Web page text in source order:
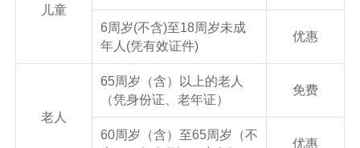
儿童
6周岁(不含)至18周岁未成
年人(凭有效证件)
优惠
老人
65周岁（含）以上的老人
（凭身份证、老年证）
免费
60周岁（含）至65周岁（不
优惠